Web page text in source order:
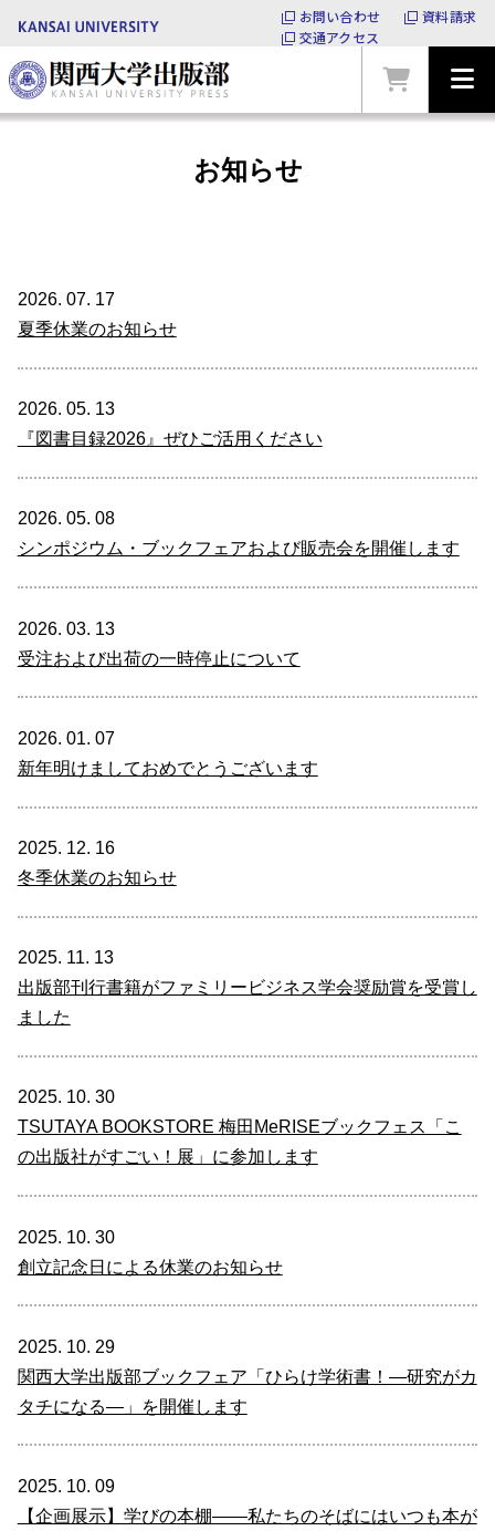
お問い合わせ
資料請求
交通アクセス
お知らせ
2026. 07. 17
夏季休業のお知らせ
2026. 05. 13
『図書目録2026』ぜひご活用ください
2026. 05. 08
シンポジウム・ブックフェアおよび販売会を開催します
2026. 03. 13
受注および出荷の一時停止について
2026. 01. 07
新年明けましておめでとうございます
2025. 12. 16
冬季休業のお知らせ
2025. 11. 13
出版部刊行書籍がファミリービジネス学会奨励賞を受賞し
ました
2025. 10. 30
TSUTAYA BOOKSTORE 梅田MeRISEブックフェス「こ
の出版社がすごい！展」に参加します
2025. 10. 30
創立記念日による休業のお知らせ
2025. 10. 29
関西大学出版部ブックフェア「ひらけ学術書！―研究がカ
タチになる―」を開催します
2025. 10. 09
【企画展示】学びの本棚――私たちのそばにはいつも本が